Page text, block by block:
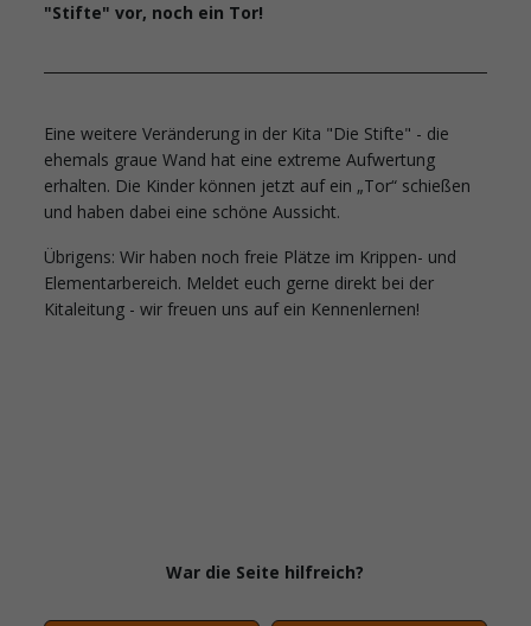
"Stifte" vor, noch ein Tor!
Eine weitere Veränderung in der Kita "Die Stifte" - die
ehemals graue Wand hat eine extreme Aufwertung
erhalten. Die Kinder können jetzt auf ein „Tor“ schießen
und haben dabei eine schöne Aussicht.
Übrigens: Wir haben noch freie Plätze im Krippen- und
Elementarbereich. Meldet euch gerne direkt bei der
Kitaleitung - wir freuen uns auf ein Kennenlernen!
War die Seite hilfreich?